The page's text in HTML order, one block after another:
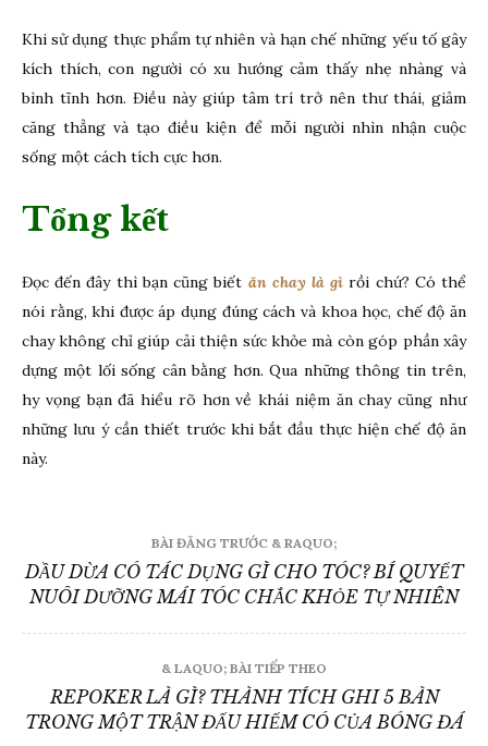
Khi sử dụng thực phẩm tự nhiên và hạn chế những yếu tố gây
kích thích, con người có xu hướng cảm thấy nhẹ nhàng và
bình tĩnh hơn. Điều này giúp tâm trí trở nên thư thái, giảm
căng thẳng và tạo điều kiện để mỗi người nhìn nhận cuộc
sống một cách tích cực hơn.
Tổng kết
Đọc đến đây thì bạn cũng biết ăn chay là gì rồi chứ? Có thể
nói rằng, khi được áp dụng đúng cách và khoa học, chế độ ăn
chay không chỉ giúp cải thiện sức khỏe mà còn góp phần xây
dựng một lối sống cân bằng hơn. Qua những thông tin trên,
hy vọng bạn đã hiểu rõ hơn về khái niệm ăn chay cũng như
những lưu ý cần thiết trước khi bắt đầu thực hiện chế độ ăn
này.
Đ
i
ề
h
BÀI ĐĂNG TRƯỚC & RAQUO;
DẦU DỪA CÓ TÁC DỤNG GÌ CHO TÓC? BÍ QUYẾT
NUÔI DƯỠNG MÁI TÓC CHẮC KHỎE TỰ NHIÊN
& LAQUO; BÀI TIẾP THEO
REPOKER LÀ GÌ? THÀNH TÍCH GHI 5 BÀN
TRONG MỘT TRẬN ĐẤU HIẾM CÓ CỦA BÓNG ĐÁ